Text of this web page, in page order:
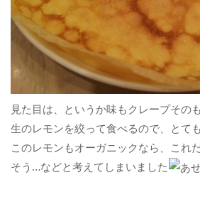
見た目は、というか味もクレープその
生のレモンを絞って食べるので、とても
このレモンもオーガニックなら、これ
そう…などと考えてしまいました